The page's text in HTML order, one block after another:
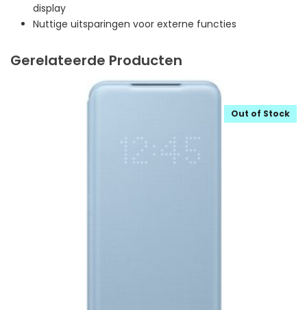
display
Nuttige uitsparingen voor externe functies
Gerelateerde Producten
Out of Stock